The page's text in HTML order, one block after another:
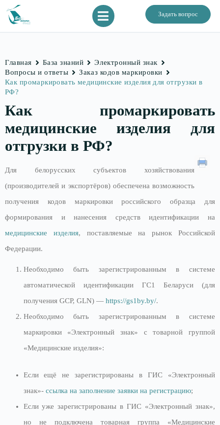
Задать вопрос
Главная База знаний
Электронный знак
Вопросы и ответы
Заказ кодов маркировки
Как промаркировать медицинские изделия для отгрузки в
РФ?
Как промаркировать
медицинские изделия для
отгрузки в РФ?
Для белорусских субъектов хозяйствования
(производителей и экспортёров) обеспечена возможность
получения кодов маркировки российского образца для
формирования и нанесения средств идентификации на
медицинские изделия, поставляемые на рынок Российской
Федерации.
Необходимо быть зарегистрированным в системе
автоматической идентификации ГС1 Беларуси (для
получения GCP, GLN) — https://gs1by.by/.
Необходимо быть зарегистрированным в системе
маркировки «Электронный знак» с товарной группой
«Медицинские изделия»:
Если ещё не зарегистрированы в ГИС «Электронный
знак»- ссылка на заполнение заявки на регистрацию;
Если уже зарегистрированы в ГИС «Электронный знак»,
но не подключена товарная группа «Медицинские